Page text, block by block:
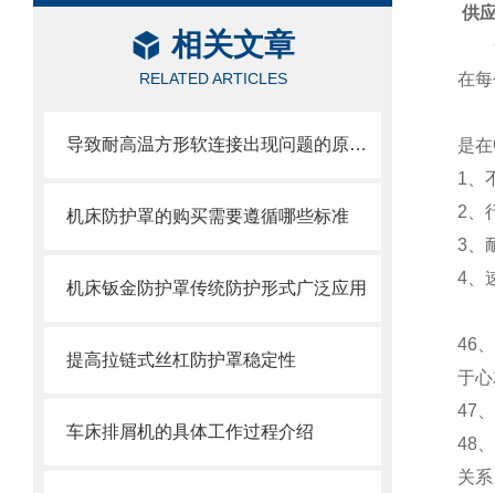
相关文章
RELATED ARTICLES
导致耐高温方形软连接出现问题的原因大家都遇到哪些？
机床防护罩的购买需要遵循哪些标准
机床钣金防护罩传统防护形式广泛应用
提高拉链式丝杠防护罩稳定性
车床排屑机的具体工作过程介绍
供
一
在
是
1、
2、
3、
4、
46
于
47
48
关